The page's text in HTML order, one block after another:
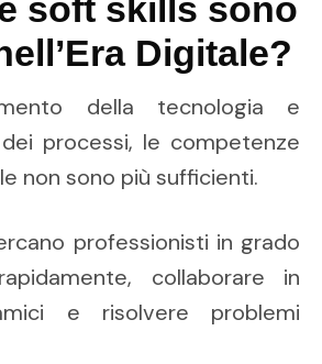
soft skills sono
Digitale?
della tecnologia e
dei processi, le competenze
non sono più sufficienti.
professionisti in grado
collaborare in
e risolvere problemi